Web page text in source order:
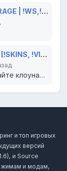
🐉 | ROSEMARY | ONLY MIRAGE | !WS,!GLOVES,!KNIFE 🐲
➥ [CS2AGE.RU] AWP LEGO [!SKINS, !VIP, !LVL]
В следующий раз устраивайте клоунаду в цирке, там вам и место. Всего доброго...
и топ игровых
версий
и Source
и модам,